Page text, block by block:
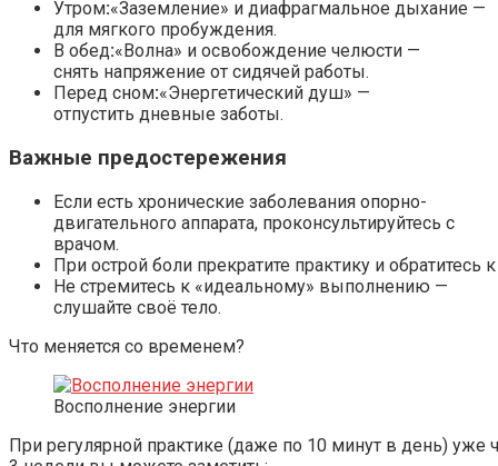
Утром:«Заземление» и диафрагмальное дыхание —
для мягкого пробуждения.
В обед:«Волна» и освобождение челюсти —
снять напряжение от сидячей работы.
Перед сном:«Энергетический душ» —
отпустить дневные заботы.
Важные предостережения
Если есть хронические заболевания опорно-
двигательного аппарата, проконсультируйтесь с
врачом.
При острой боли прекратите практику и обратитесь
Не стремитесь к «идеальному» выполнению —
слушайте своё тело.
Что меняется со временем?
Восполнение энергии
При регулярной практике (даже по 10 минут в день) уже